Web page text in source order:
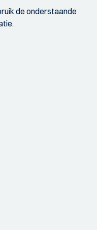
de onderstaande